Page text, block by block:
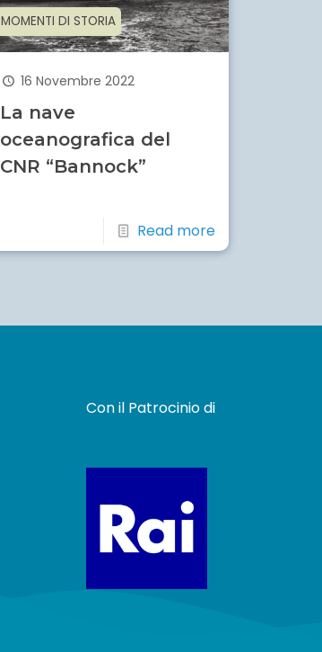
MOMENTI DI STORIA
16 Novembre 2022
La nave
oceanografica del
CNR “Bannock”
Read more
Con il Patrocinio di